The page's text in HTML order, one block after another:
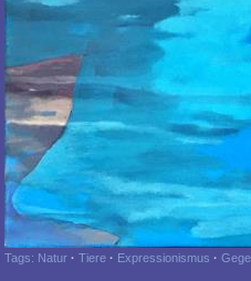
Tags: Natur · Tiere · Expressionismus ·